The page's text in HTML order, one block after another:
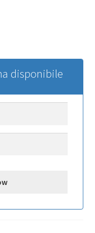
disponibile